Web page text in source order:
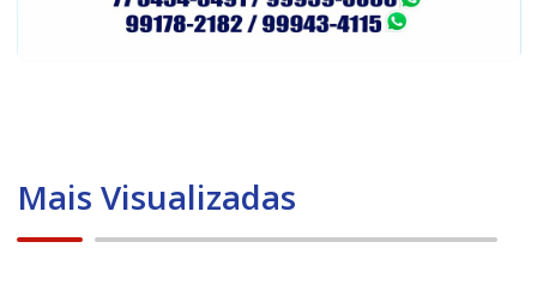
Mais Visualizadas